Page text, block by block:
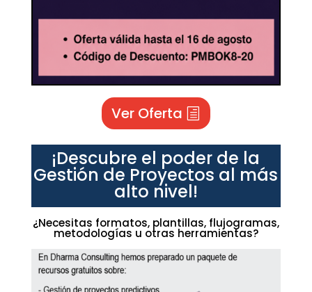
Ver Oferta
¡Descubre el poder de la
Gestión de Proyectos al más
alto nivel!
¿Necesitas formatos, plantillas, flujogramas,
metodologías u otras herramientas?